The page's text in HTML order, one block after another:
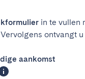
in te vullen
ontvangt
aankomst